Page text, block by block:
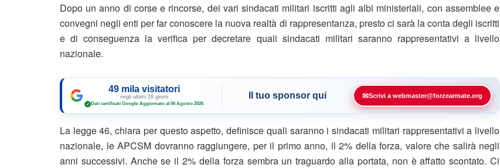
Dopo un anno di corse e rincorse, dei vari sindacati militari iscritti agli albi ministeriali, con assemblee e
convegni negli enti per far conoscere la nuova realtà di rappresentanza, presto ci sarà la conta degli iscritti
e di conseguenza la verifica per decretare quali sindacati militari saranno rappresentativi a livello
nazionale.
49 mila visitatori
negli ultimi 28 giorni
✓ Dati certificati Google·Aggiornato al 06 Agosto 2026
Il tuo sponsor qui ✉Scrivi a webmaster@forzearmate.org
La legge 46, chiara per questo aspetto, definisce quali saranno i sindacati militari rappresentativi a livello
nazionale, le APCSM dovranno raggiungere, per il primo anno, il 2% della forza, valore che salirà negli
anni successivi. Anche se il 2% della forza sembra un traguardo alla portata, non è affatto scontato. Ci